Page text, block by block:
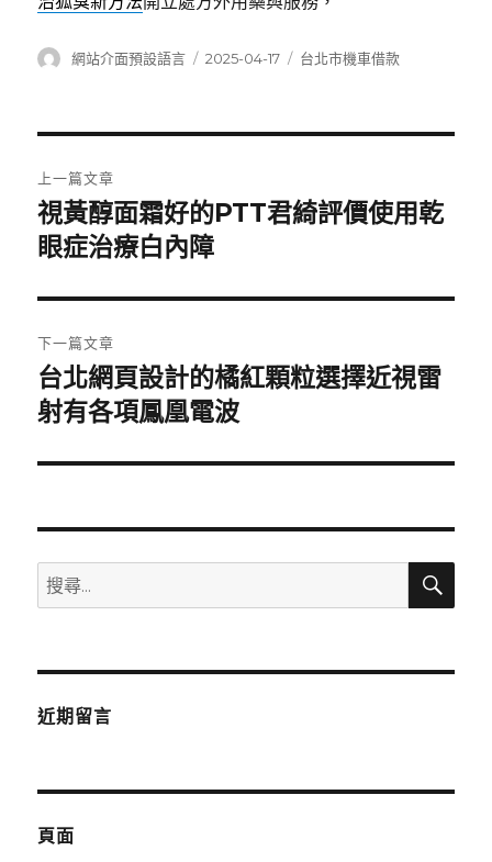
作
網站介面預設語言
發
2025-04-17
分
台北市機車借款
章
導
覽
上一篇文章
上
一
文
章:
視黃醇面霜好的PTT君綺評價使用乾
眼症治療白內障
下一篇文章
下
一
文
台北網頁設計的橘紅顆粒選擇近視雷
射有各項鳳凰電波
搜
尋
鍵
搜
近期留言
頁面